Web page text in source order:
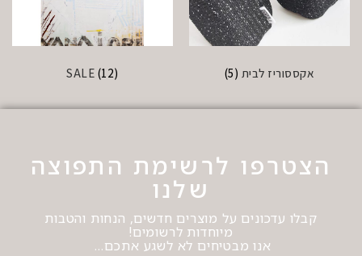
אקססוריז לבית (5)
SALE (12)
הצטרפו לרשימת התפוצה
שלנו
קבלו עדכונים על מוצרים חדשים, הנחות והטבות
מיוחדות לרשומים!
אנו מבטיחים לא לשגע אתכם…